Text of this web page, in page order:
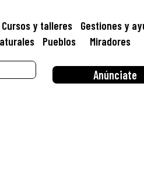
Cursos y talleres Gestiones y
Pueblos Miradores
Anúnciate